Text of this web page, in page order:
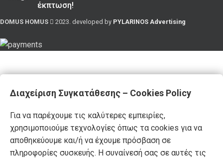
έκπτωση!
DOMUS HOMUS 2023. developed by PYLARINOS Advertising
Διαχείριση Συγκατάθεσης – Cookies Policy
Για να παρέχουμε τις καλύτερες εμπειρίες,
χρησιμοποιούμε τεχνολογίες όπως τα cookies για να
αποθηκεύουμε και/ή να έχουμε πρόσβαση σε
πληροφορίες συσκευής. Η συναίνεσή σας σε αυτές τις